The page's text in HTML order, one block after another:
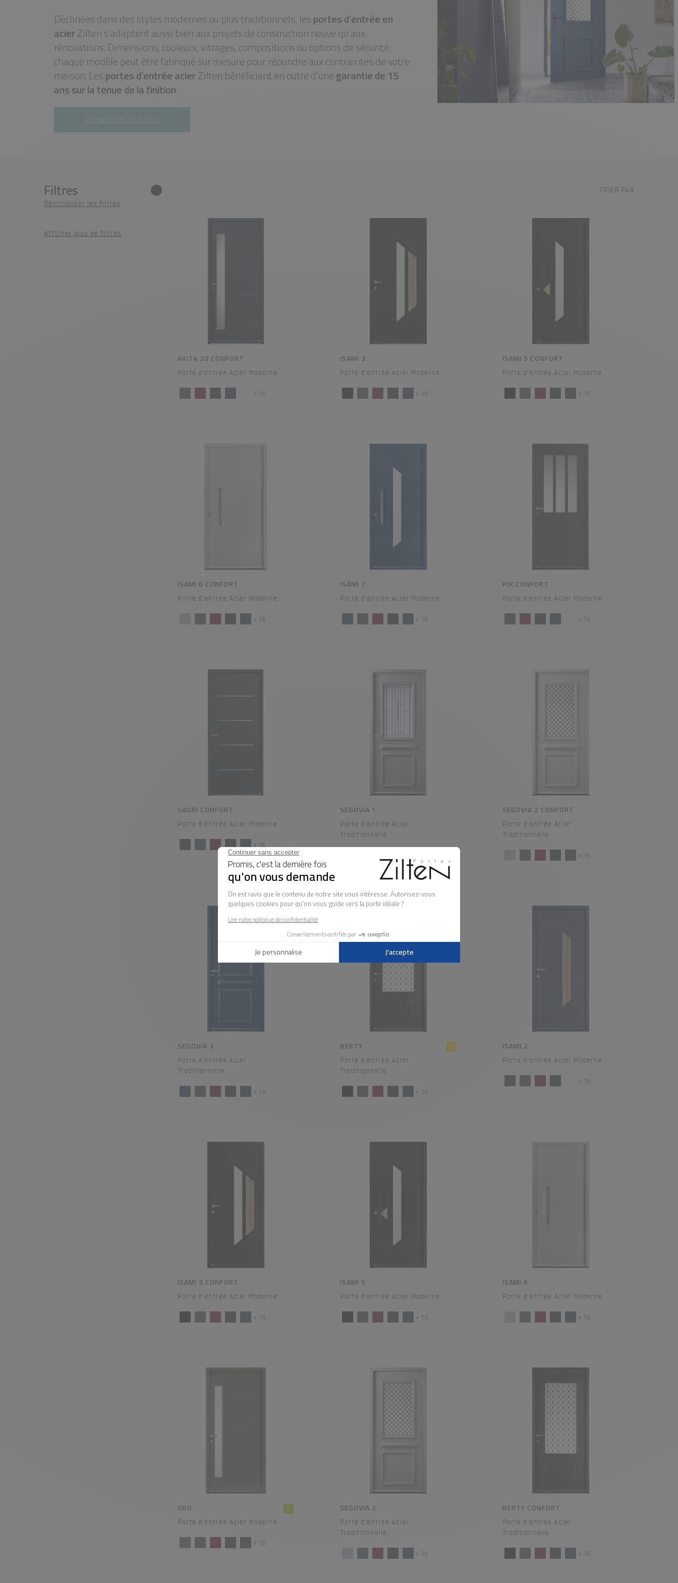
Déclinées dans des styles modernes ou plus traditionnels, lesportes d’entrée en
acierZilten s’adaptent aussi bien aux projets de construction neuve qu’aux
rénovations. Dimensions, couleurs, vitrages, compositions ou options de sécurité :
chaque modèle peut être fabriqué sur mesure pour répondre aux contraintes de votre
maison. Lesportes d’entrée acierZilten bénéficient en outre d’unegarantie de 15
ans sur la tenue de la finition.
DEMANDER UN DEVIS
Filtres
Réinitialiser les filtres
Afficher plus de filtres
TRIER PAR
AKITA 20 CONFORT
Porte d'entrée Acier Moderne
+ 16
ISAMI 3
Porte d'entrée Acier Moderne
+ 16
ISAMI 5 CONFORT
Porte d'entrée Acier Moderne
+ 16
ISAMI 6 CONFORT
Porte d'entrée Acier Moderne
+ 16
ISAMI 7
Porte d'entrée Acier Moderne
+ 16
PIX CONFORT
Porte d'entrée Acier Moderne
+ 16
SAORI CONFORT
Porte d'entrée Acier Moderne
+ 16
SEGOVIA 1
Porte d'entrée Acier
Traditionnelle
SEGOVIA 2 CONFORT
Porte d'entrée Acier
Traditionnelle
+ 16
SEGOVIA 3
Porte d'entrée Acier
Traditionnelle
+ 16
BERTY
Porte d'entrée Acier
Traditionnelle
C
+ 16
ISAMI 2
Porte d'entrée Acier Moderne
+ 16
ISAMI 3 CONFORT
Porte d'entrée Acier Moderne
+ 16
ISAMI 5
Porte d'entrée Acier Moderne
+ 16
ISAMI 6
Porte d'entrée Acier Moderne
+ 16
ORO
Porte d'entrée Acier Moderne
B
+ 16
SEGOVIA 2
Porte d'entrée Acier
Traditionnelle
+ 16
BERTY CONFORT
Porte d'entrée Acier
Traditionnelle
+ 16